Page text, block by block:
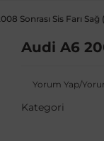
Sonrası Sis Farı
Audi A6
Yorum Yap/
Kategori